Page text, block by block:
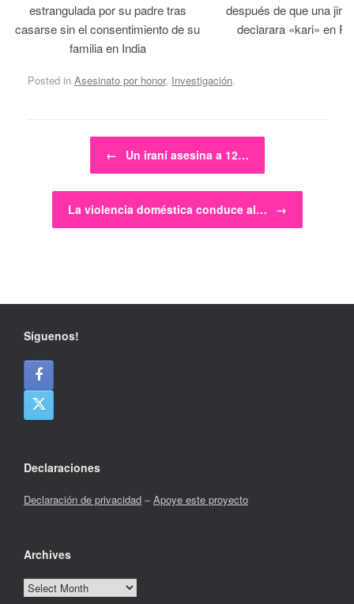
estrangulada por su padre tras
casarse sin el consentimiento de su
familia en India
después de que una
declarara «kari» en
Posted in Asesinato por honor, Investigación.
Post navigation
← Un iraní asesina a 12…
La violencia doméstica conduce al… →
Síguenos!
Declaraciones
Declaración de privacidad –Apoye este proyecto
Archives
Archives